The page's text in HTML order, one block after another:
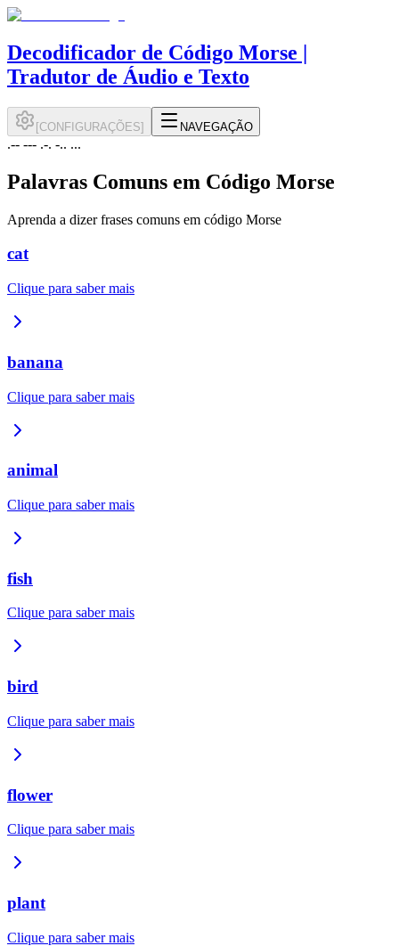
Decodificador de Código Morse |
Tradutor de Áudio e Texto
[CONFIGURAÇÕES] NAVEGAÇÃO
.-- --- .-. -.. ...
Palavras Comuns em Código Morse
Aprenda a dizer frases comuns em código Morse
cat
Clique para saber mais
banana
Clique para saber mais
animal
Clique para saber mais
fish
Clique para saber mais
bird
Clique para saber mais
flower
Clique para saber mais
plant
Clique para saber mais